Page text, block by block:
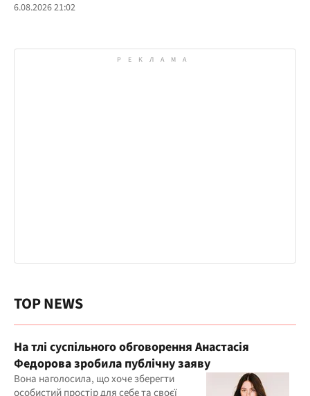
6.08.2026 21:02
TOP NEWS
На тлі суспільного обговорення Анастасія
Федорова зробила публічну заяву
Вона наголосила, що хоче зберегти
особистий простір для себе та своєї